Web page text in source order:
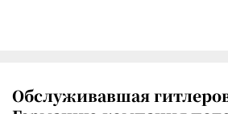
Обслуживавшая